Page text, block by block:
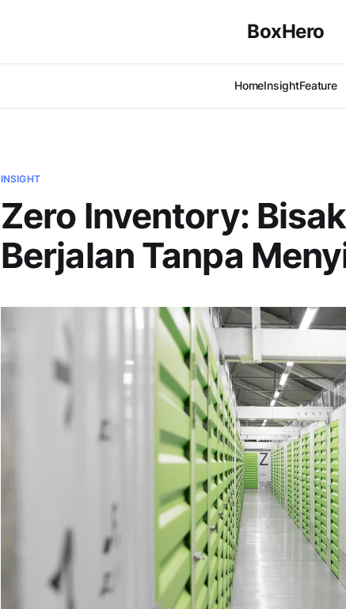
BoxHero
HomeInsightFeature
INSIGHT
Zero Inventory:
Berjalan Tanpa